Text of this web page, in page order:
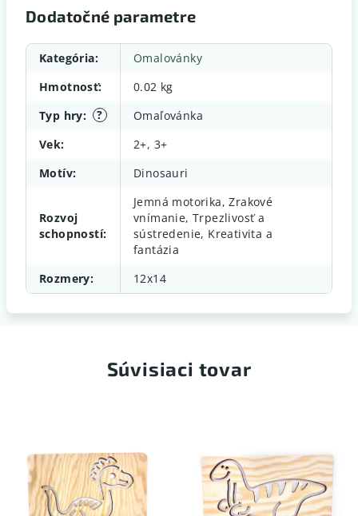
Dodatočné parametre
Kategória:
Omalovánky
Hmotnosť:
0.02 kg
?
Typ hry:
Omaľovánka
Vek:
2+, 3+
Motív: Dinosauri
Rozvoj
schopností:
Jemná motorika, Zrakové
vnímanie, Trpezlivosť a
sústredenie, Kreativita a
fantázia
Rozmery: 12x14
Súvisiaci tovar